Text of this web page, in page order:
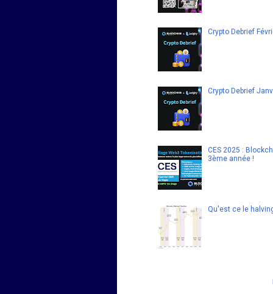
Crypto Debrief
Crypto Debrief
CES 2025 :
3ème année !
Qu'est ce le